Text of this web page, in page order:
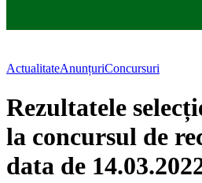
ActualitateAnunțuriConcursuri
Rezultatele
la concursul de
data de